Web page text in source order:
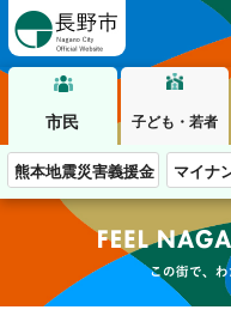
市民 子ども・若者
熊本地震災害義援金 マイナ
この街で、わ